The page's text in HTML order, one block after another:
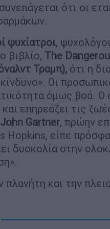
ότι οι
φαρμάκων.
ψυχίατροι,
βιβλίο, The
Τραμπ), ότι η
Οι
όμως βοά. Ο
επηρεάζει τις
John Gartner, πρώην
Hopkins, είπε
δυσκολία στην
πλανήτη και την